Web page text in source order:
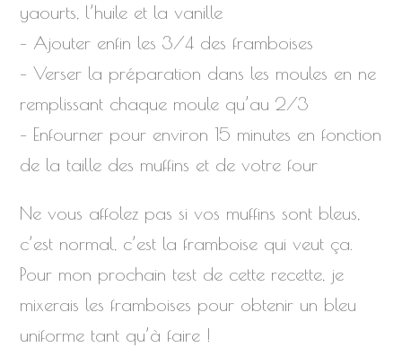
yaourts, l’huile et la vanille
– Ajouter enfin les 3/4 des framboises
– Verser la préparation dans les moules en ne
remplissant chaque moule qu’au 2/3
– Enfourner pour environ 15 minutes en fonction
de la taille des muffins et de votre four
Ne vous affolez pas si vos muffins sont bleus,
c’est normal, c’est la framboise qui veut ça.
Pour mon prochain test de cette recette, je
mixerais les framboises pour obtenir un bleu
uniforme tant qu’à faire !